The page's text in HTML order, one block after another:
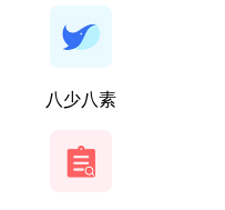
八少八素